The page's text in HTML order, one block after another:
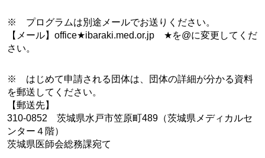
※ プログラムは別途メールでお送りください。
【メール】office★ibaraki.med.or.jp ★を@に変更してくだ
さい。
※ はじめて申請される団体は、団体の詳細が分かる資料
を郵送してください。
【郵送先】
310-0852 茨城県水戸市笠原町489（茨城県メディカルセ
ンター４階）
茨城県医師会総務課宛て